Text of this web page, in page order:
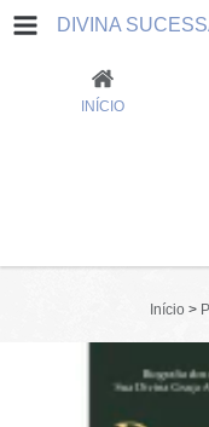
DIVINA
INÍCIO
Início >